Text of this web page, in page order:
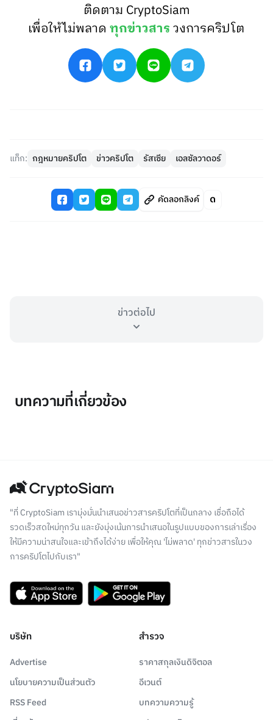
ติดตาม CryptoSiam
เพื่อให้ไม่พลาดทุกข่าวสารวงการคริปโต
แท็ก: กฎหมายคริปโต ข่าวคริปโต รัสเซีย เอลซัลวาดอร์
คัดลอกลิงค์
ข่าวต่อไป
บทความที่เกี่ยวข้อง
"ที่ CryptoSiam เรามุ่งมั่นนำเสนอข่าวสารคริปโตที่เป็นกลาง เชื่อถือได้
รวดเร็วสดใหม่ทุกวัน และยังมุ่งเน้นการนำเสนอในรูปแบบของการเล่าเรื่อง
ให้มีความน่าสนใจและเข้าถึงได้ง่าย เพื่อให้คุณ 'ไม่พลาด' ทุกข่าวสารในวง
การคริปโตไปกับเรา"
บริษัท
Advertise
นโยบายความเป็นส่วนตัว
RSS Feed
สำรวจ
ราคาสกุลเงินดิจิตอล
อีเวนต์
บทความความรู้